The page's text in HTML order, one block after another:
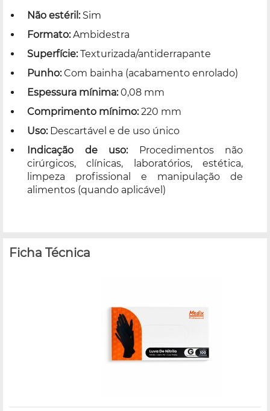
Não estéril:Sim
Formato:Ambidestra
Superfície:Texturizada/antiderrapante
Punho:Com bainha (acabamento enrolado)
Espessura mínima:0,08 mm
Comprimento mínimo:220 mm
Uso: Descartável e de uso único
Indicação de uso: Procedimentos não
cirúrgicos, clínicas, laboratórios, estética,
limpeza profissional e manipulação de
alimentos (quando aplicável)
Ficha Técnica